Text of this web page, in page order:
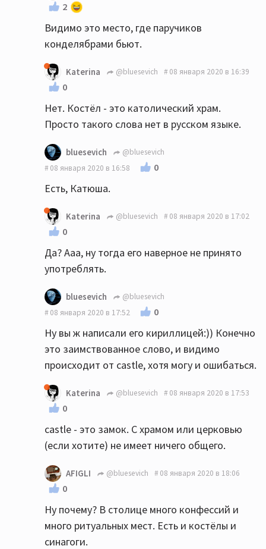
2
Видимо это место, где паручиков
конделябрами бьют.
Katerina @bluesevich 08 января 2020 в 16:39
0
Нет. Костёл - это католический храм.
Просто такого слова нет в русском языке.
bluesevich
@bluesevich
08 января 2020 в 16:58
0
Есть, Катюша.
Katerina @bluesevich 08 января 2020 в 17:02
0
Да? Ааа, ну тогда его наверное не принято
употреблять.
bluesevich
@bluesevich
08 января 2020 в 17:52
0
Ну вы ж написали его кириллицей:)) Конечно
это заимствованное слово, и видимо
происходит от castle, хотя могу и ошибаться.
Katerina @bluesevich 08 января 2020 в 17:53
0
castle - это замок. С храмом или церковью
(если хотите) не имеет ничего общего.
AFIGLI @bluesevich 08 января 2020 в 18:06
0
Ну почему? В столице много конфессий и
много ритуальных мест. Есть и костёлы и
синагоги.